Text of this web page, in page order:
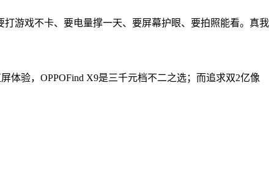
游戏不卡、要电量撑一天、要屏幕护眼、要拍照能看。真我
体验，OPPOFind X9是三千元档不二之选；而追求双2亿像